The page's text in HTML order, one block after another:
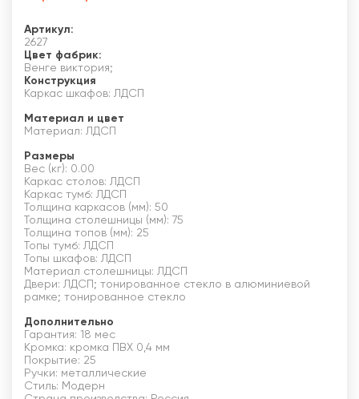
Артикул:
2627
Цвет фабрик:
Венге виктория;
Конструкция
Каркас шкафов: ЛДСП
Материал и цвет
Материал: ЛДСП
Размеры
Вес (кг): 0.00
Каркас столов: ЛДСП
Каркас тумб: ЛДСП
Толщина каркасов (мм): 50
Толщина столешницы (мм): 75
Толщина топов (мм): 25
Топы тумб: ЛДСП
Топы шкафов: ЛДСП
Материал столешницы: ЛДСП
Двери: ЛДСП; тонированное стекло в алюминиевой
рамке; тонированное стекло
Дополнительно
Гарантия: 18 мес
Кромка: кромка ПВХ 0,4 мм
Покрытие: 25
Ручки: металлические
Стиль: Модерн